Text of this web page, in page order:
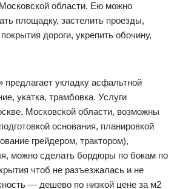
области. Ею можно
площадку, застелить проезды,
дороги, укрепить обочину,
предлагает укладку асфальтной
укатка, трамбовка. Услуги
Московской области, возможны
основания, планировкой
грейдером, трактором),
можно сделать бордюры по бокам по
чтоб не разъезжалась и не
— дешево по низкой цене за м2